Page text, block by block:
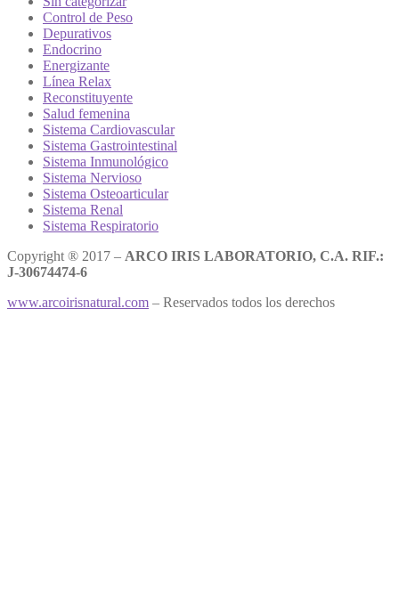
Control de Peso
Depurativos
Endocrino
Energizante
Línea Relax
Reconstituyente
Salud femenina
Sistema Cardiovascular
Sistema Gastrointestinal
Sistema Inmunológico
Sistema Nervioso
Sistema Osteoarticular
Sistema Renal
Sistema Respiratorio
Copyright ® 2017 – ARCO IRIS LABORATORIO, C.A. RIF.:
J-30674474-6
www.arcoirisnatural.com – Reservados todos los derechos